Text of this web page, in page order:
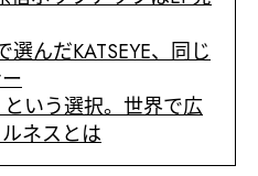
んだKATSEYE、同じ
という選択。世界で広
ネスとは